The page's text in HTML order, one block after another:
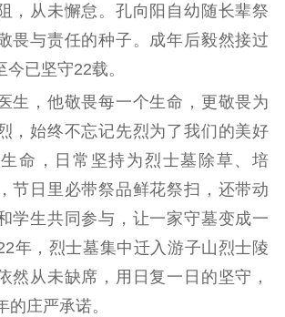
全民阅读
出版监管
扫黄打非
电影工作
创作 电影市场
机关党建
要闻 学习在线
文化人才
金人才
，从未懈怠。孔向阳自幼随长辈祭
畏与责任的种子。成年后毅然接过
已坚守22载。
，他敬畏每一个生命，更敬畏为
，始终不忘记先烈为了我们的美好
命，日常坚持为烈士墓除草、培
节日里必带祭品鲜花祭扫，还带动
学生共同参与，让一家守墓变成一
年，烈士墓集中迁入游子山烈士陵
然从未缺席，用日复一日的坚守，
的庄严承诺。